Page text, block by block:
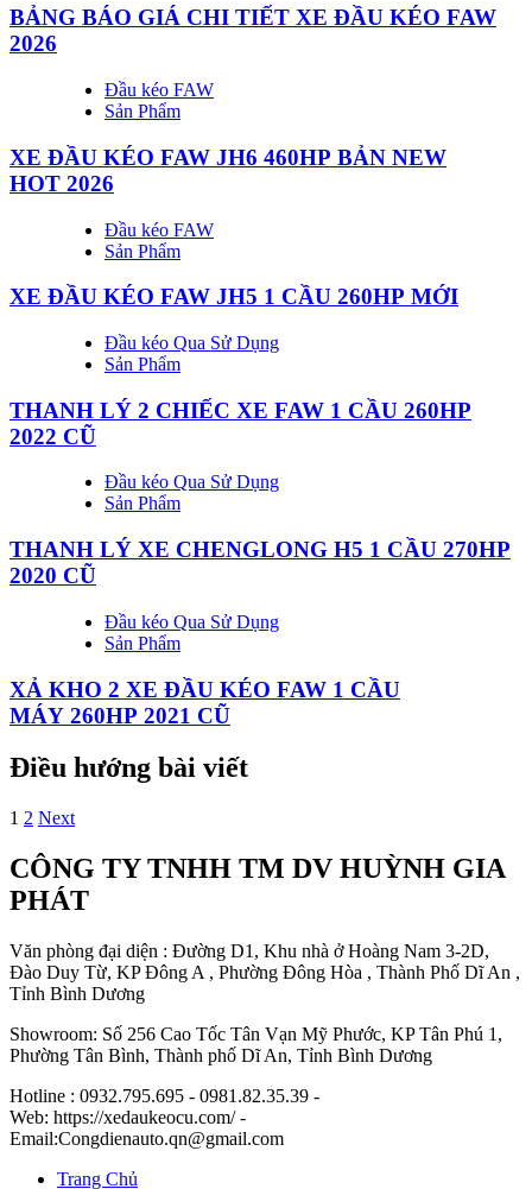
BẢNG BÁO GIÁ CHI TIẾT XE ĐẦU KÉO FAW
2026
Đầu kéo FAW
Sản Phẩm
XE ĐẦU KÉO FAW JH6 460HP BẢN NEW
HOT 2026
Đầu kéo FAW
Sản Phẩm
XE ĐẦU KÉO FAW JH5 1 CẦU 260HP MỚI
Đầu kéo Qua Sử Dụng
Sản Phẩm
THANH LÝ 2 CHIẾC XE FAW 1 CẦU 260HP
2022 CŨ
Đầu kéo Qua Sử Dụng
Sản Phẩm
THANH LÝ XE CHENGLONG H5 1 CẦU 270HP
2020 CŨ
Đầu kéo Qua Sử Dụng
Sản Phẩm
XẢ KHO 2 XE ĐẦU KÉO FAW 1 CẦU
MÁY 260HP 2021 CŨ
Điều hướng bài viết
1 2 Next
CÔNG TY TNHH TM DV HUỲNH GIA
PHÁT
Văn phòng đại diện : Đường D1, Khu nhà ở Hoàng Nam 3-2D,
Đào Duy Từ, KP Đông A , Phường Đông Hòa , Thành Phố Dĩ An ,
Tỉnh Bình Dương
Showroom: Số 256 Cao Tốc Tân Vạn Mỹ Phước, KP Tân Phú 1,
Phường Tân Bình, Thành phố Dĩ An, Tỉnh Bình Dương
Hotline : 0932.795.695 - 0981.82.35.39 -
Web: https://xedaukeocu.com/ -
Email:Congdienauto.qn@gmail.com
Trang Chủ